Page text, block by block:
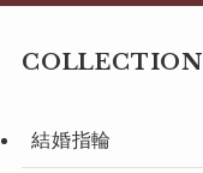
COLLECTION
結婚指輪